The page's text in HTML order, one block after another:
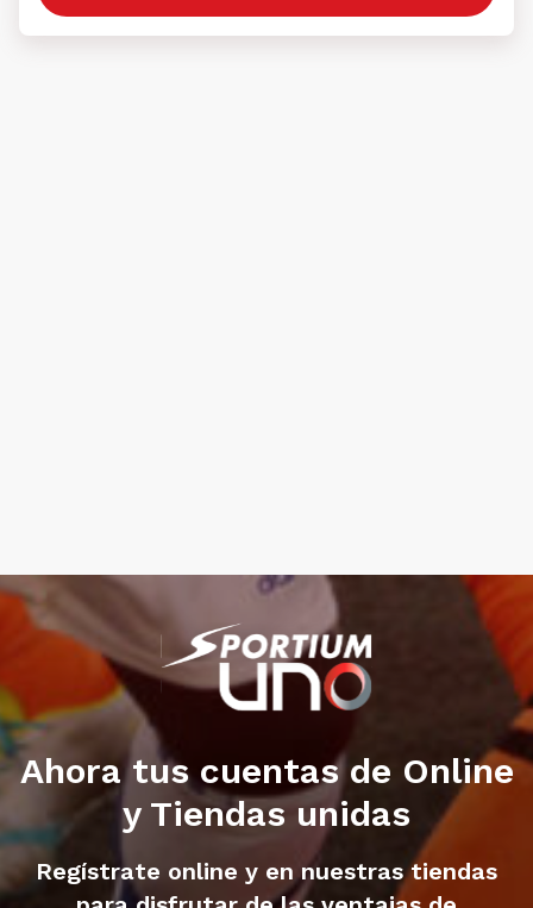
Ahora tus cuentas de Online
y Tiendas unidas
Regístrate online y en nuestras tiendas